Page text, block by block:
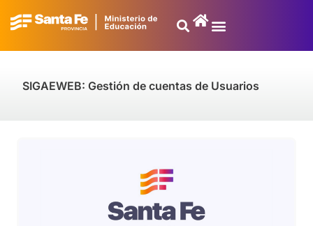
SIGAEWEB: Gestión de cuentas de Usuarios